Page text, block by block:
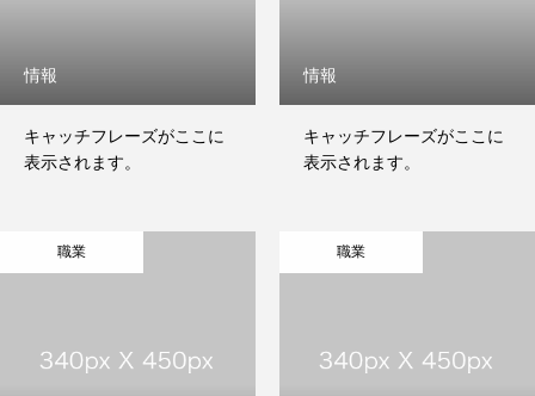
情報
キャッチフレーズがここに
表示されます。
情報
キャッチフレーズがここに
表示されます。
職業 職業